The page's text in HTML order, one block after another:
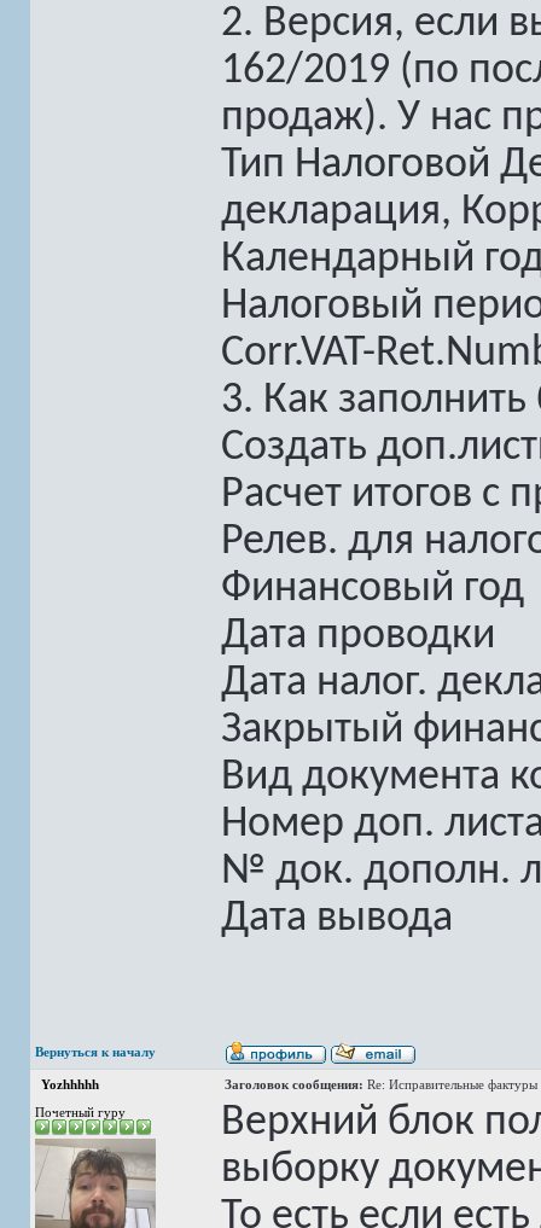
2. Версия, если
162/2019 (по
продаж). У нас
Тип Налоговой
декларация,
Календарный
Налоговый
Corr.VAT-
3. Как
Создать
Расчет итогов с
Релев. для
Финансовый год
Дата проводки
Дата налог.
Закрытый
Вид документа
Номер доп.
№ док. дополн.
Дата вывода
Вернуться к началу
Yozhhhhh Заголовок сообщения: Re: Исправительные
Почетный гуру
Верхний блок
выборку
То есть если